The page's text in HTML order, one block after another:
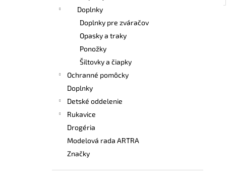
Doplnky
Doplnky pre zváračov
Opasky a traky
Ponožky
Šiltovky a čiapky
Ochranné pomôcky
Doplnky
Detské oddelenie
Rukavice
Drogéria
Modelová rada ARTRA
Značky